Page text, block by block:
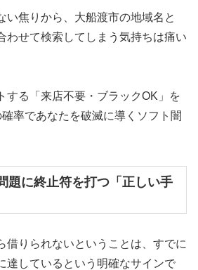
い焦りから、大船渡市の地域名と
わせて検索してしまう気持ちは痛い
する「来店不要・ブラックOK」を
率であなたを破滅に導くソフト闇
題に終止符を打つ「正しい手
借りられないということは、すでに
達しているという明確なサインで